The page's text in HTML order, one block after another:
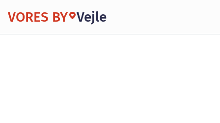
VORES BY Vejle